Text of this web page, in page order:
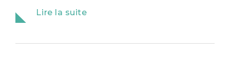
Lire la suite